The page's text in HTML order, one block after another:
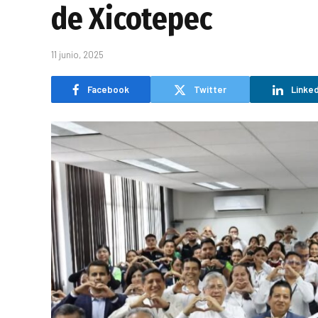
de Xicotepec
11 junio, 2025
Facebook Twitter